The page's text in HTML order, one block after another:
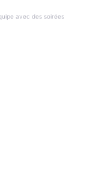
avec des soirées